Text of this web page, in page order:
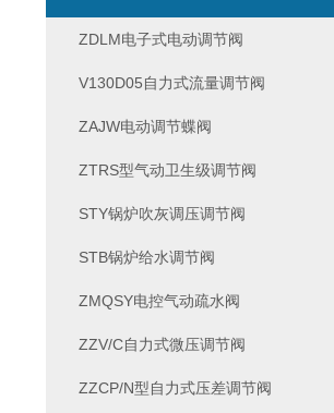
ZDLM电子式电动调节阀
V130D05自力式流量调节阀
ZAJW电动调节蝶阀
ZTRS型气动卫生级调节阀
STY锅炉吹灰调压调节阀
STB锅炉给水调节阀
ZMQSY电控气动疏水阀
ZZV/C自力式微压调节阀
ZZCP/N型自力式压差调节阀